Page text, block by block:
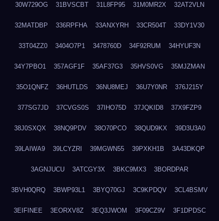
30W729OG 31BVSCBT 31L8FP95 31M0MR2X 32AT2VLN
32MATDBP 336RPFHA 33ANXYRH 33CR504T 33DY1V30
33T04ZZ0 3404O7P1 3478760D 34F92RUM 34HYUF3N
34Y7PBO1 357AGF1F 35AF37G3 35HVS0VG 35MJZMAN
35O1QNFZ 36HUTLDS 36NU8MEJ 36U7Y0NR 376J215Y
377SG7JD 37CVGS0S 37IHO75D 37JQKID8 37X9FZP9
38J0SXQX 38NQ9PDV 38O70PCO 38QUD9KX 39D3U3A0
39LAIWA9 39LCYZRI 39MGWN55 39PXKH1B 3A43DKQP
3AGNJUCU 3ATCGY3X 3BKC9MX3 3BORDPAR
3BVH0QRQ 3BWP93L1 3BYQ70GJ 3C9KPDQV 3CL4BSMV
3EIFINEE 3EORXV8Z 3EQ3JWOM 3F09CZ9V 3F1DPDSC